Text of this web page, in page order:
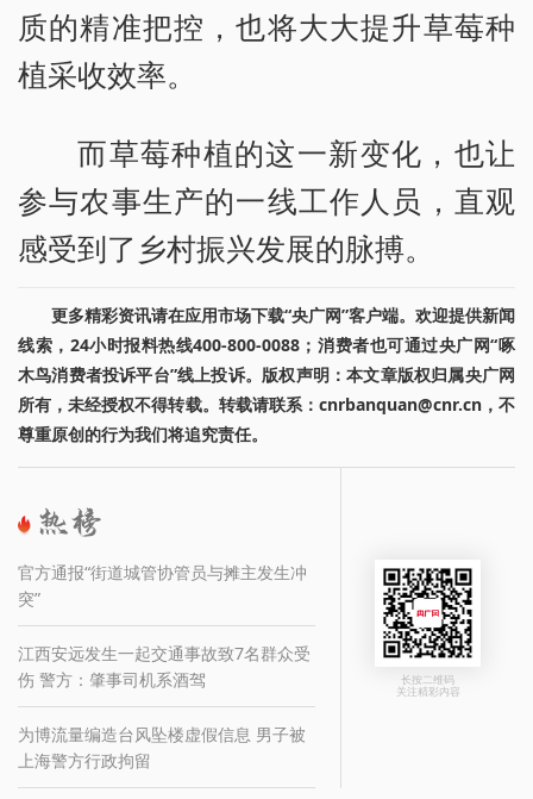
质的精准把控，也将大大提升草莓种
植采收效率。
而草莓种植的这一新变化，也让
参与农事生产的一线工作人员，直观
感受到了乡村振兴发展的脉搏。
更多精彩资讯请在应用市场下载“央广网”客户端。欢迎提供新闻
线索，24小时报料热线400-800-0088；消费者也可通过央广网“啄
木鸟消费者投诉平台”线上投诉。版权声明：本文章版权归属央广网
所有，未经授权不得转载。转载请联系：cnrbanquan@cnr.cn，不
尊重原创的行为我们将追究责任。
官方通报“街道城管协管员与摊主发生冲
突”
江西安远发生一起交通事故致7名群众受
伤 警方：肇事司机系酒驾
为博流量编造台风坠楼虚假信息 男子被
上海警方行政拘留
长按二维码
关注精彩内容